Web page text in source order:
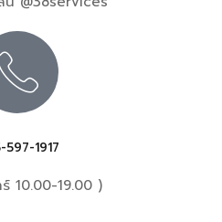
597-1917
10.00-19.00 )